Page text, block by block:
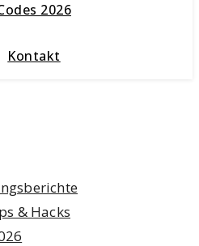
2026
Kontakt
& Hacks